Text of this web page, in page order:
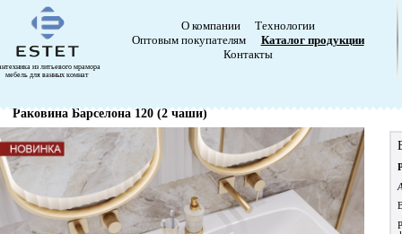
из литьевого мрамора
мебель для ванных комнат
О компании
Технологии
Оптовым покупателям
Каталог продукции
Контакты
Раковина Барселона 120 (2 чаши)